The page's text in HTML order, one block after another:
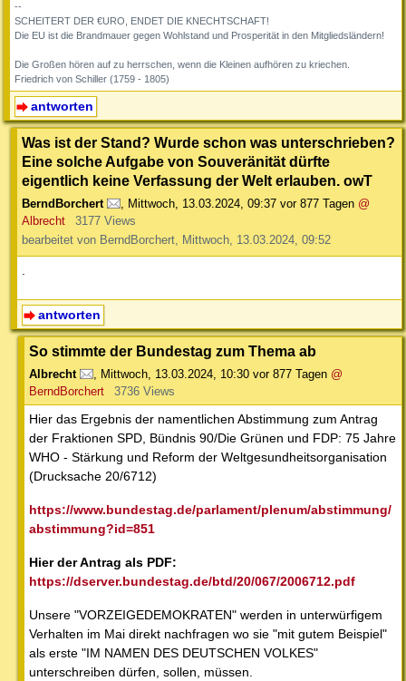
--
SCHEITERT DER €URO, ENDET DIE KNECHTSCHAFT!
Die EU ist die Brandmauer gegen Wohlstand und Prosperität in den Mitgliedsländern!
Die Großen hören auf zu herrschen, wenn die Kleinen aufhören zu kriechen.
Friedrich von Schiller (1759 - 1805)
antworten
Was ist der Stand? Wurde schon was unterschrieben?
Eine solche Aufgabe von Souveränität dürfte
eigentlich keine Verfassung der Welt erlauben. owT
BerndBorchert , Mittwoch, 13.03.2024, 09:37 vor 877 Tagen @
Albrecht
3177 Views
bearbeitet von BerndBorchert, Mittwoch, 13.03.2024, 09:52
.
antworten
So stimmte der Bundestag zum Thema ab
Albrecht , Mittwoch, 13.03.2024, 10:30 vor 877 Tagen @
BerndBorchert
3736 Views
Hier das Ergebnis der namentlichen Abstimmung zum Antrag
der Fraktionen SPD, Bündnis 90/Die Grünen und FDP: 75 Jahre
WHO - Stärkung und Reform der Weltgesundheitsorganisation
(Drucksache 20/6712)
https://www.bundestag.de/parlament/plenum/abstimmung/
abstimmung?id=851
Hier der Antrag als PDF:
https://dserver.bundestag.de/btd/20/067/2006712.pdf
Unsere "VORZEIGEDEMOKRATEN" werden in unterwürfigem
Verhalten im Mai direkt nachfragen wo sie "mit gutem Beispiel"
als erste "IM NAMEN DES DEUTSCHEN VOLKES"
unterschreiben dürfen, sollen, müssen.